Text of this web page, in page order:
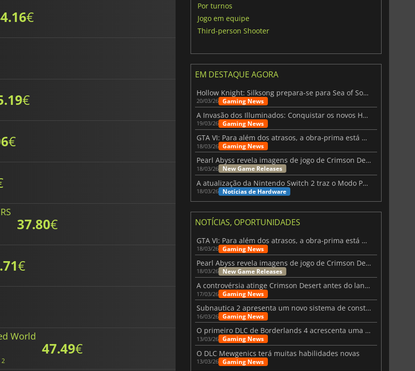
€
€
€
37.80€
€
World
2
47.49€
Por turnos
Jogo em equipe
Third-person Shooter
EM DESTAQUE AGORA
Hollow Knight: Silksong prepara-se para Sea of Sorrow com um patch
20/03/26 Gaming News
A Invasão dos Illuminados: Conquistar os novos Helldivers 2 Atualização!
19/03/26 Gaming News
GTA VI: Para além dos atrasos, a obra-prima está quase a chegar
18/03/26 Gaming News
Pearl Abyss revela imagens de jogo de Crimson Desert para a PS5
18/03/26 New Game Releases
A atualização da Nintendo Switch 2 traz o Modo Portátil aos jogos mais antigos da Switch
18/03/26 Notícias de Hardware
NOTÍCIAS, OPORTUNIDADES
GTA VI: Para além dos atrasos, a obra-prima está quase a chegar
18/03/26 Gaming News
Pearl Abyss revela imagens de jogo de Crimson Desert para a PS5
18/03/26 New Game Releases
A controvérsia atinge Crimson Desert antes do lançamento
17/03/26 Gaming News
Subnautica 2 apresenta um novo sistema de construção de bases
16/03/26 Gaming News
O primeiro DLC de Borderlands 4 acrescenta uma nova personagem e muito mais
13/03/26 Gaming News
O DLC Mewgenics terá muitas habilidades novas
13/03/26 Gaming News